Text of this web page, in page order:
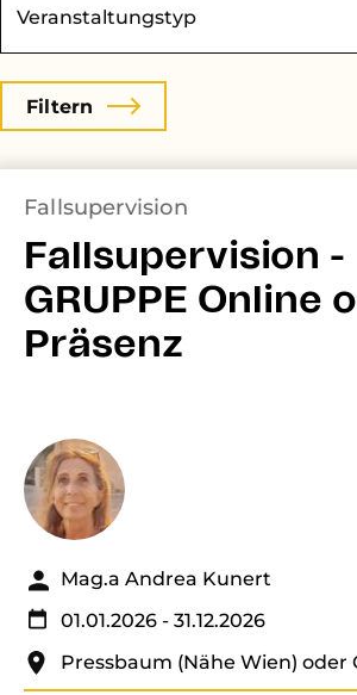
Fallsupervision
Fallsupervision -
GRUPPE Online
Präsenz
Mag.a Andrea Kunert
01.01.2026 - 31.12.2026
Pressbaum (Nähe Wien) oder